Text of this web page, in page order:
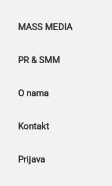
MASS MEDIA
PR & SMM
O nama
Kontakt
Prijava